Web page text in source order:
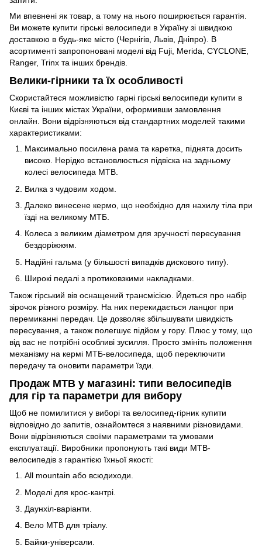
Ми впевнені як товар, а тому на нього поширюється гарантія.
Ви можете купити гірські велосипеди в Україну зі швидкою
доставкою в будь-яке місто (Чернігів, Львів, Дніпро). В
асортименті запропоновані моделі від Fuji, Merida, CYCLONE,
Ranger, Trinx та інших брендів.
Велики-гірники та їх особливості
Скористайтеся можливістю гарні гірські велосипеди купити в
Києві та інших містах України, оформивши замовлення
онлайн. Вони відрізняються від стандартних моделей такими
характеристиками:
Максимально посилена рама та каретка, піднята досить
високо. Нерідко встановлюється підвіска на задньому
колесі велосипеда MTB.
Вилка з чудовим ходом.
Далеко винесене кермо, що необхідно для нахилу тіла при
їзді на великому МТБ.
Колеса з великим діаметром для зручності пересування
бездоріжжям.
Надійні гальма (у більшості випадків дискового типу).
Широкі педалі з протиковзкими накладками.
Також гірський вів оснащений трансмісією. Йдеться про набір
зірочок різного розміру. На них перекидається ланцюг при
перемиканні передач. Це дозволяє збільшувати швидкість
пересування, а також полегшує підйом у гору. Плюс у тому, що
від вас не потрібні особливі зусилля. Просто змініть положення
механізму на кермі МТБ-велосипеда, щоб переключити
передачу та оновити параметри їзди.
Продаж MTB у магазині: типи велосипедів
для гір та параметри для вибору
Щоб не помилитися у виборі та велосипед-гірник купити
відповідно до запитів, ознайомтеся з наявними різновидами.
Вони відрізняються своїми параметрами та умовами
експлуатації. Виробники пропонують такі види MTB-
велосипедів з гарантією їхньої якості:
All mountain або всюдиходи.
Моделі для крос-кантрі.
Даунхіл-варіанти.
Вело MTB для тріалу.
Байки-універсали.